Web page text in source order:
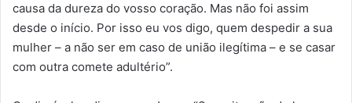
causa da dureza do vosso coração. Mas não foi assim
desde o início. Por isso eu vos digo, quem despedir a sua
mulher – a não ser em caso de união ilegítima – e se casar
com outra comete adultério”.